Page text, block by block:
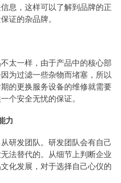
息，这样可以了解到品牌的正
证的杂品牌。
太一样，由于产品中的核心部
为过滤一些杂物而堵塞，所以
的更换服务设备的维修就需要
个安全无忧的保证。
力
研发团队。研发团队会有自己
法替代的。从细节上判断企业
化发展，对于选择自己心仪的